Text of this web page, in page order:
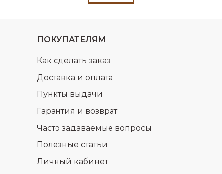
ПОКУПАТЕЛЯМ
Доставка и оплата
Часто задаваемые вопросы
Гарантия и возврат
Полезные статьи
Пункты выдачи
Как сделать заказ
Личный кабинет